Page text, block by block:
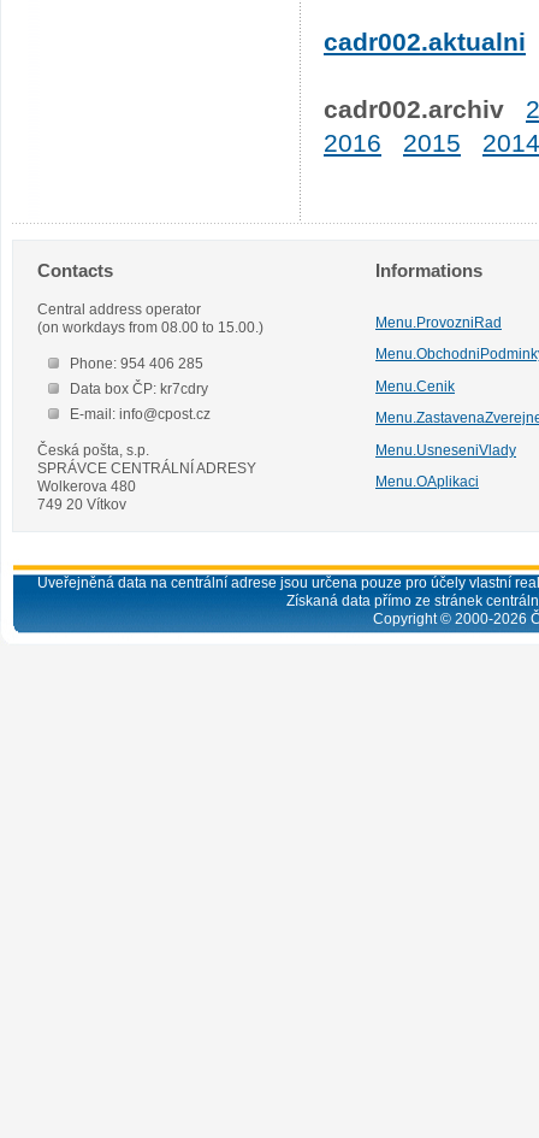
cadr002.aktualni
cadr002.archiv
2016
2015 2014
Contacts
Central address operator
(on workdays from 08.00 to 15.00.)
Phone: 954 406 285
Data box ČP: kr7cdry
E-mail: info@cpost.cz
Česká pošta, s.p.
SPRÁVCE CENTRÁLNÍ ADRESY
Wolkerova 480
749 20 Vítkov
Informations
Menu.ProvozniRad
Menu.Cenik
Menu.UsneseniVlady
Menu.OAplikaci
Uveřejněná data na centrální adrese jsou určena pouze pro účely vlastní
Získaná data přímo ze stránek
Copyright © 2000-2026